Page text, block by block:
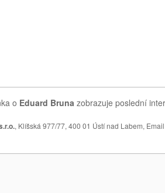
o Eduard Bruna zobrazuje poslední
, Klíšská 977/77, 400 01 Ústí nad Labem,